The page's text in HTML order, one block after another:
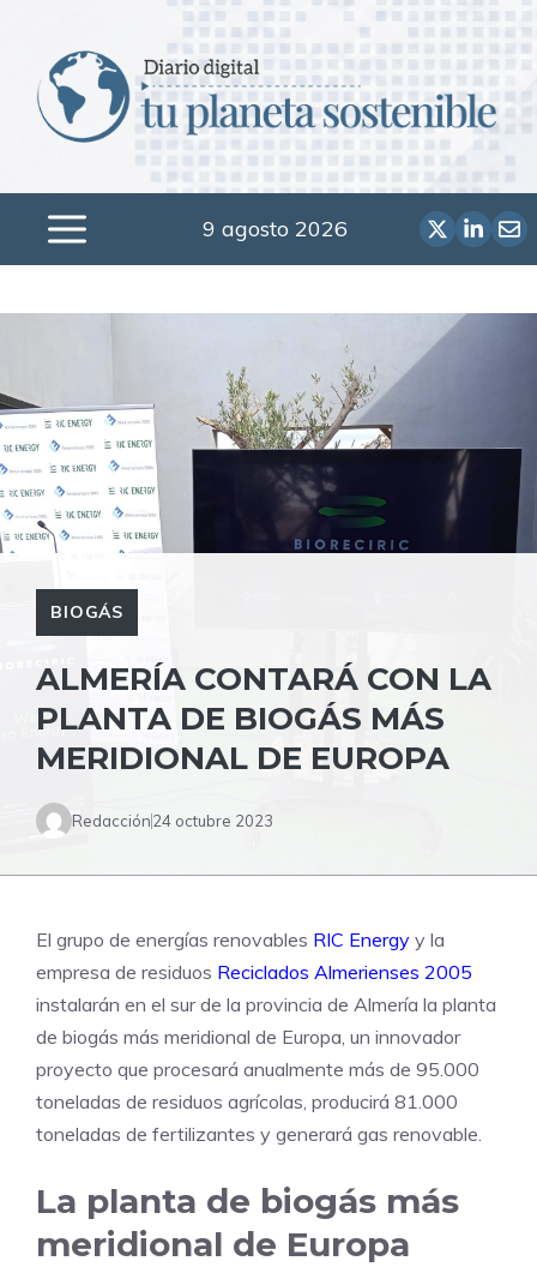
contenido
Menú
9 agosto 2026
BIOGÁS
ALMERÍA CONTARÁ CON LA
PLANTA DE BIOGÁS MÁS
MERIDIONAL DE EUROPA
Redacción24 octubre 2023
El grupo de energías renovables RIC Energy y la
empresa de residuos Reciclados Almerienses 2005
instalarán en el sur de la provincia de Almería la planta
de biogás más meridional de Europa, un innovador
proyecto que procesará anualmente más de 95.000
toneladas de residuos agrícolas, producirá 81.000
toneladas de fertilizantes y generará gas renovable.
La planta de biogás más
meridional de Europa